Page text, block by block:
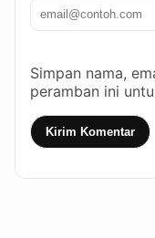
Simpan nama,
peramban ini
Kirim Komentar